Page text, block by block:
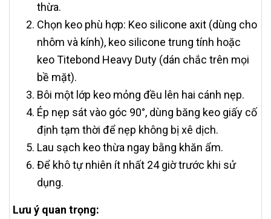
thừa.
Chọn keo phù hợp: Keo silicone axit (dùng cho
nhôm và kính), keo silicone trung tính hoặc
keo Titebond Heavy Duty (dán chắc trên mọi
bề mặt).
Bôi một lớp keo mỏng đều lên hai cánh nẹp.
Ép nẹp sát vào góc 90°, dùng băng keo giấy cố
định tạm thời để nẹp không bị xê dịch.
Lau sạch keo thừa ngay bằng khăn ẩm.
Để khô tự nhiên ít nhất 24 giờ trước khi sử
dụng.
Lưu ý quan trọng: